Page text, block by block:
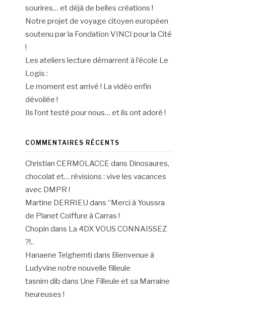
sourires… et déjà de belles créations !
Notre projet de voyage citoyen européen
soutenu par la Fondation VINCI pour la Cité
!
Les ateliers lecture démarrent à l’école Le
Logis :
Le moment est arrivé ! La vidéo enfin
dévoilée !
Ils l’ont testé pour nous… et ils ont adoré !
COMMENTAIRES RÉCENTS
Christian CERMOLACCE dans Dinosaures,
chocolat et… révisions : vive les vacances
avec DMPR !
Martine DERRIEU dans “Merci à Youssra
de Planet Coiffure à Carras !
Chopin dans La 4DX VOUS CONNAISSEZ
?!..
Hanaene Telghemti dans Bienvenue à
Ludyvine notre nouvelle filleule
tasnim dib dans Une Filleule et sa Marraine
heureuses !